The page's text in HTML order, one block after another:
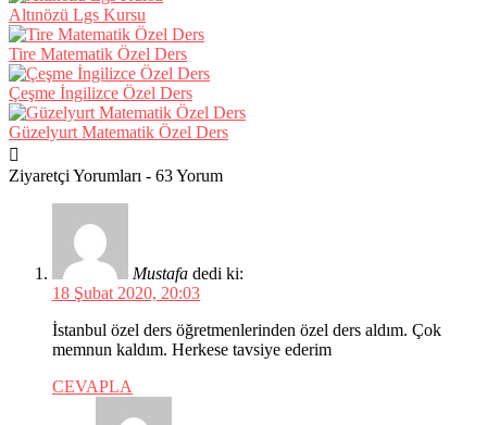
Altınözü Lgs Kursu
Tire Matematik Özel Ders
Çeşme İngilizce Özel Ders
Güzelyurt Matematik Özel Ders
Ziyaretçi Yorumları - 63 Yorum
Mustafa dedi ki:
18 Şubat 2020, 20:03
İstanbul özel ders öğretmenlerinden özel ders aldım. Çok
memnun kaldım. Herkese tavsiye ederim
CEVAPLA